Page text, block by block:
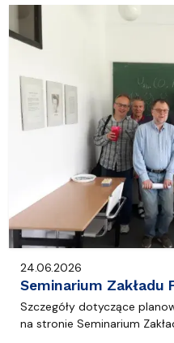
24.06.2026
Seminarium Zakładu
Szczegóły dotyczące
na stronie Seminarium